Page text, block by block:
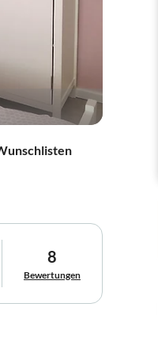
8
Bewertungen